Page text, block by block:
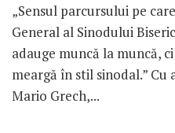
„Sensul parcursului pe
General al Sinodului
adauge muncă la muncă,
meargă în stil sinodal.”
Mario Grech,...